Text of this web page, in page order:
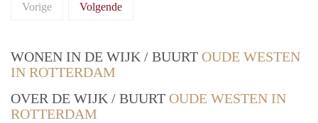
Vorige Volgende
WONEN IN DE WIJK / BUURT OUDE WESTEN
IN ROTTERDAM
OVER DE WIJK / BUURT OUDE WESTEN IN
ROTTERDAM